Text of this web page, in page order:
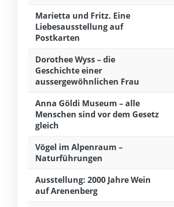
Marietta und Fritz. Eine
Liebesausstellung auf
Postkarten
Dorothee Wyss – die
Geschichte einer
aussergewöhnlichen Frau
Anna Göldi Museum – alle
Menschen sind vor dem Gesetz
gleich
Vögel im Alpenraum –
Naturführungen
Ausstellung: 2000 Jahre Wein
auf Arenenberg